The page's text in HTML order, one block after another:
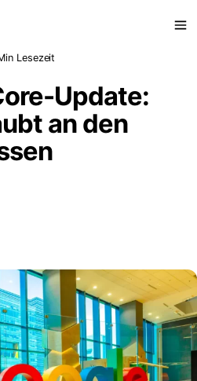
Lesezeit
Update:
an den